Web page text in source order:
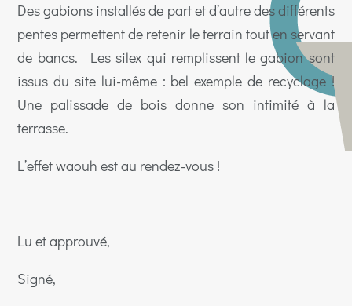
Des gabions installés de part et d’autre des différents
pentes permettent de retenir le terrain tout en servant
de bancs. Les silex qui remplissent le gabion sont
issus du site lui-même : bel exemple de recyclage !
Une palissade de bois donne son intimité à la
terrasse.
L’effet waouh est au rendez-vous !
Lu et approuvé,
Signé,